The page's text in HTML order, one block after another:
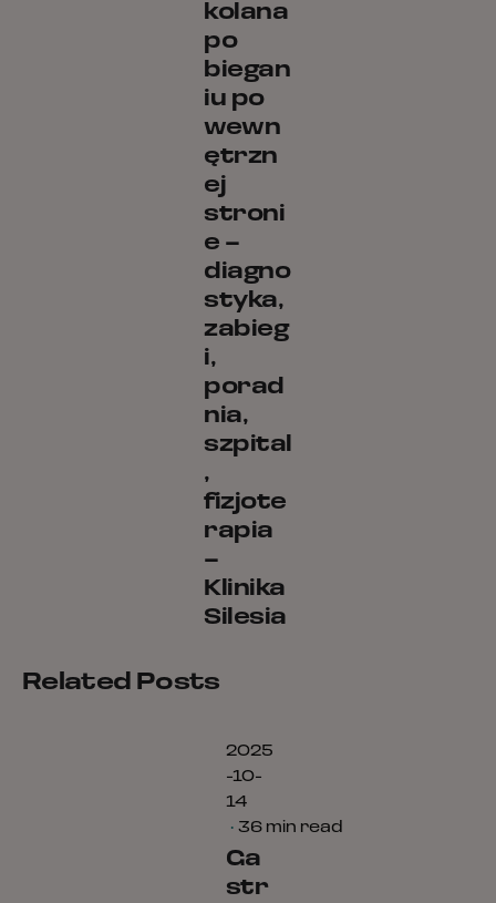
kolana
po
biegan
iu po
wewn
ętrzn
ej
stroni
e –
diagno
styka,
zabieg
i,
porad
nia,
szpital
,
fizjote
rapia
–
Klinika
Silesia
Related Posts
Posted
2025
-10-
14
36 min read
Ga
str